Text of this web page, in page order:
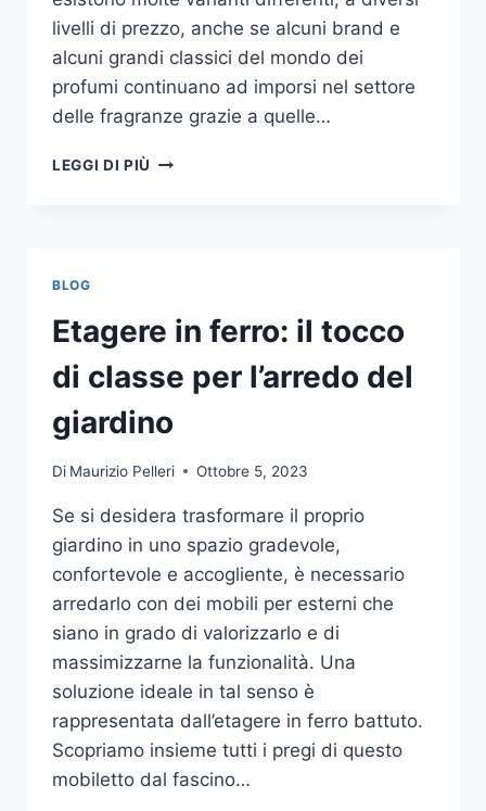
livelli di prezzo, anche se alcuni brand e
alcuni grandi classici del mondo dei
profumi continuano ad imporsi nel settore
delle fragranze grazie a quelle…
LEGGI DI PIÙ
BLOG
Etagere in ferro: il tocco
di classe per l’arredo del
giardino
Di Maurizio Pelleri Ottobre 5, 2023
Se si desidera trasformare il proprio
giardino in uno spazio gradevole,
confortevole e accogliente, è necessario
arredarlo con dei mobili per esterni che
siano in grado di valorizzarlo e di
massimizzarne la funzionalità. Una
soluzione ideale in tal senso è
rappresentata dall’etagere in ferro battuto.
Scopriamo insieme tutti i pregi di questo
mobiletto dal fascino…